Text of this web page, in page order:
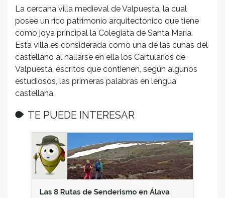
La cercana villa medieval de Valpuesta, la cual
posee un rico patrimonio arquitectónico que tiene
como joya principal la Colegiata de Santa María.
Esta villa es considerada como una de las cunas del
castellano al hallarse en ella los Cartularios de
Valpuesta, escritos que contienen, según algunos
estudiosos, las primeras palabras en lengua
castellana.
TE PUEDE INTERESAR